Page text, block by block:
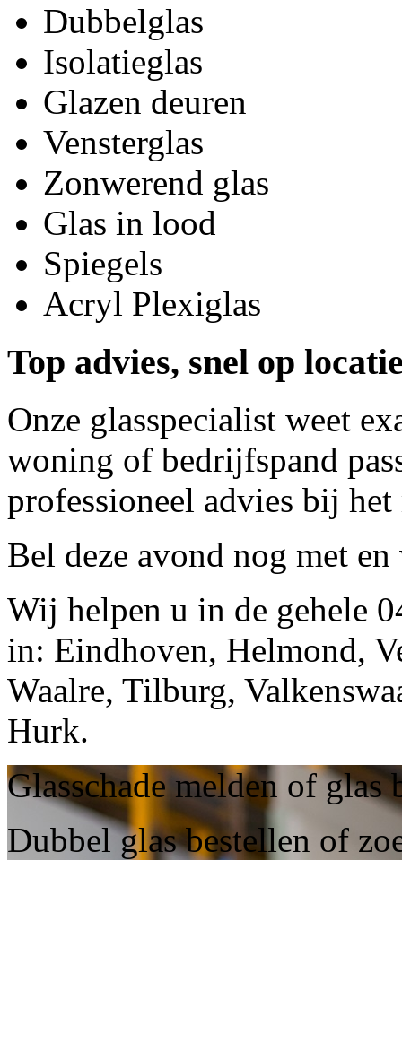
Dubbelglas
Isolatieglas
Glazen deuren
Vensterglas
Zonwerend glas
Glas in lood
Spiegels
Acryl Plexiglas
Top advies, snel op
Onze glasspecialist weet
woning of bedrijfspand
professioneel advies bij
Bel deze avond nog met en
Wij helpen u in de gehele
in: Eindhoven, Helmond,
Waalre, Tilburg,
Hurk.
Glasschade melden of glas
Dubbel glas bestellen of